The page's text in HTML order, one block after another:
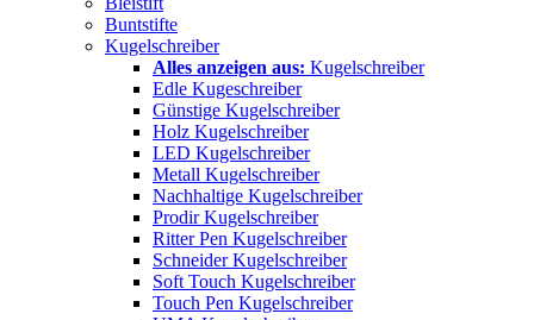
Buntstifte
Kugelschreiber
Alles anzeigen aus: Kugelschreiber
Edle Kugeschreiber
Günstige Kugelschreiber
Holz Kugelschreiber
LED Kugelschreiber
Metall Kugelschreiber
Nachhaltige Kugelschreiber
Prodir Kugelschreiber
Ritter Pen Kugelschreiber
Schneider Kugelschreiber
Soft Touch Kugelschreiber
Touch Pen Kugelschreiber